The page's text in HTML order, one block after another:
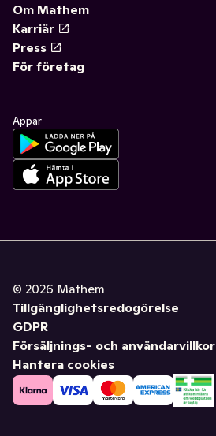
Om Mathem
Karriär
Press
För företag
Appar
© 2026 Mathem
Tillgänglighetsredogörelse
GDPR
Försäljnings- och användarvillkor
Hantera cookies